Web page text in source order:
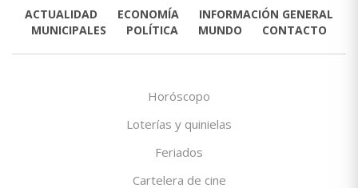
ACTUALIDAD ECONOMÍA
INFORMACIÓN GENERAL
MUNICIPALES
POLÍTICA MUNDO CONTACTO
Horóscopo
Loterías y quinielas
Feriados
Cartelera de cine